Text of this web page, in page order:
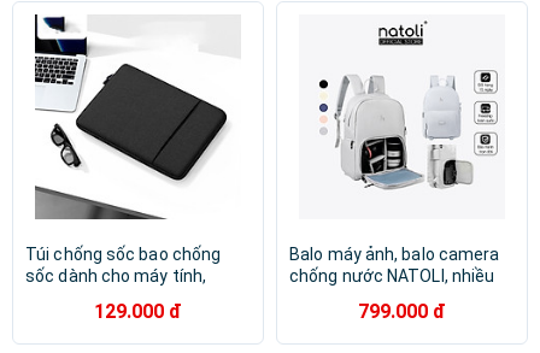
Túi chống sốc bao chống
sốc dành cho máy tính,
129.000 đ
Balo máy ảnh, balo camera
chống nước NATOLI, nhiều
Chính hãng BST Durable
Premium Camera Backpack
799.000 đ